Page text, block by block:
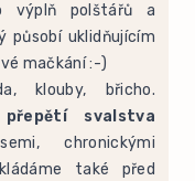
výplň polštářů a
působí uklidňujícím
mačkání :-)
klouby, břicho.
svalstva
chronickými
také před